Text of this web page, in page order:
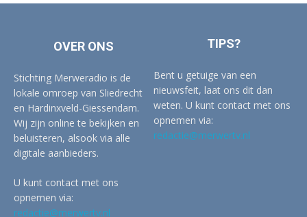
OVER ONS
Stichting Merweradio is de
lokale omroep van Sliedrecht
en Hardinxveld-Giessendam.
Wij zijn online te bekijken en
beluisteren, alsook via alle
digitale aanbieders.
U kunt contact met ons
opnemen via:
redactie@merwertv.nl
TIPS?
Bent u getuige van een
nieuwsfeit, laat ons dit dan
weten. U kunt contact met ons
opnemen via:
redactie@merwertv.nl